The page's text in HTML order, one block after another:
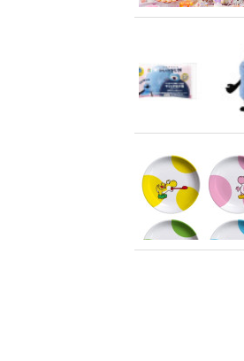
ピンクの衣装がステ
キ！ 「ME:I」MIU＆